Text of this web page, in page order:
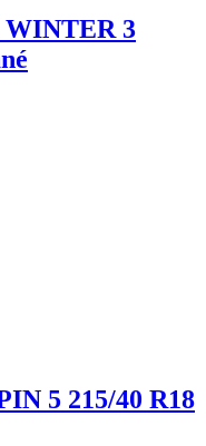
3
5 215/40 R18